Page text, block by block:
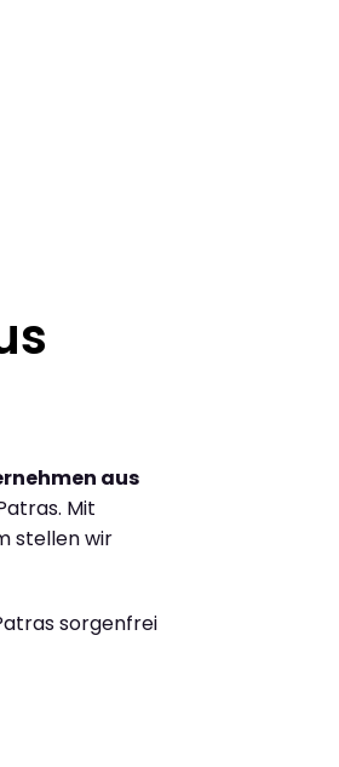
aus
Mit
stellen wir
sorgenfrei